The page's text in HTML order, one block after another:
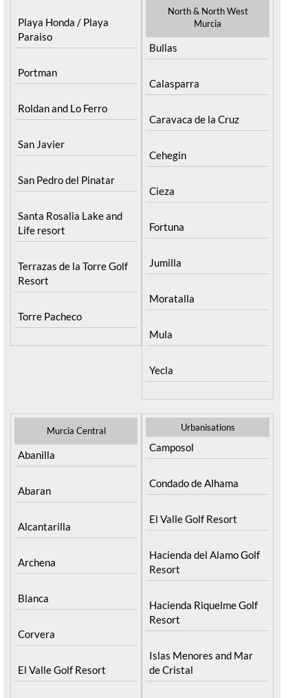
Playa Honda / Playa
Paraiso
Portman
Roldan and Lo Ferro
San Javier
San Pedro del Pinatar
Santa Rosalia Lake and
Life resort
Terrazas de la Torre Golf
Resort
Torre Pacheco
North & North West
Murcia
Bullas
Calasparra
Caravaca de la Cruz
Cehegin
Cieza
Fortuna
Jumilla
Moratalla
Mula
Yecla
Murcia Central
Abanilla
Abaran
Alcantarilla
Archena
Blanca
Corvera
El Valle Golf Resort
Urbanisations
Camposol
Condado de Alhama
El Valle Golf Resort
Hacienda del Alamo Golf
Resort
Hacienda Riquelme Golf
Resort
Islas Menores and Mar
de Cristal